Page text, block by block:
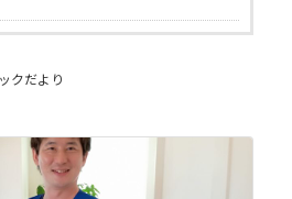
クだより